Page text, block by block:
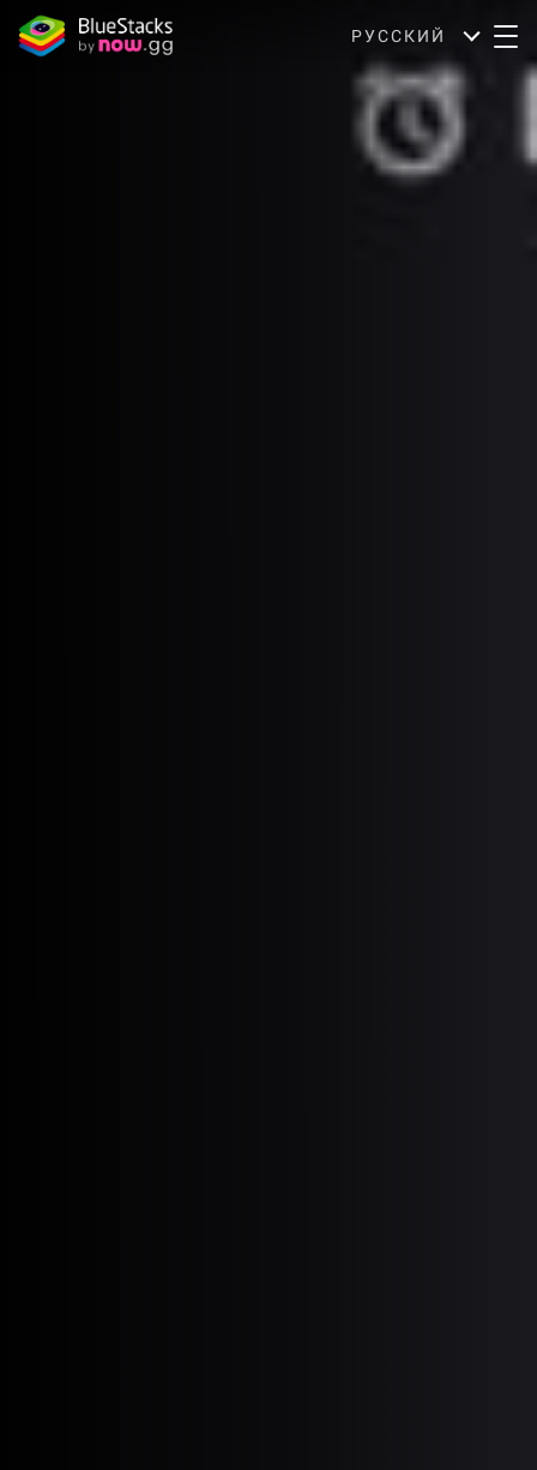
РУССКИЙ